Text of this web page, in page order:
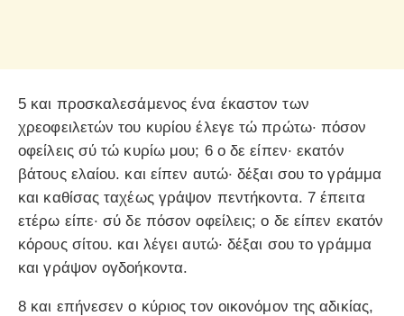
5 και προσκαλεσάμενος ένα έκαστον των
χρεοφειλετών του κυρίου έλεγε τώ πρώτω· πόσον
οφείλεις σύ τώ κυρίω μου; 6 ο δε είπεν· εκατόν
βάτους ελαίου. και είπεν αυτώ· δέξαι σου το γράμμα
και καθίσας ταχέως γράψον πεντήκοντα. 7 έπειτα
ετέρω είπε· σύ δε πόσον οφείλεις; ο δε είπεν εκατόν
κόρους σίτου. και λέγει αυτώ· δέξαι σου το γράμμα
και γράψον ογδοήκοντα.
8 και επήνεσεν ο κύριος τον οικονόμον της αδικίας,